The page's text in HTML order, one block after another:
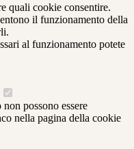
quali cookie consentire.
il funzionamento della
al funzionamento potete
possono essere
nella pagina della cookie